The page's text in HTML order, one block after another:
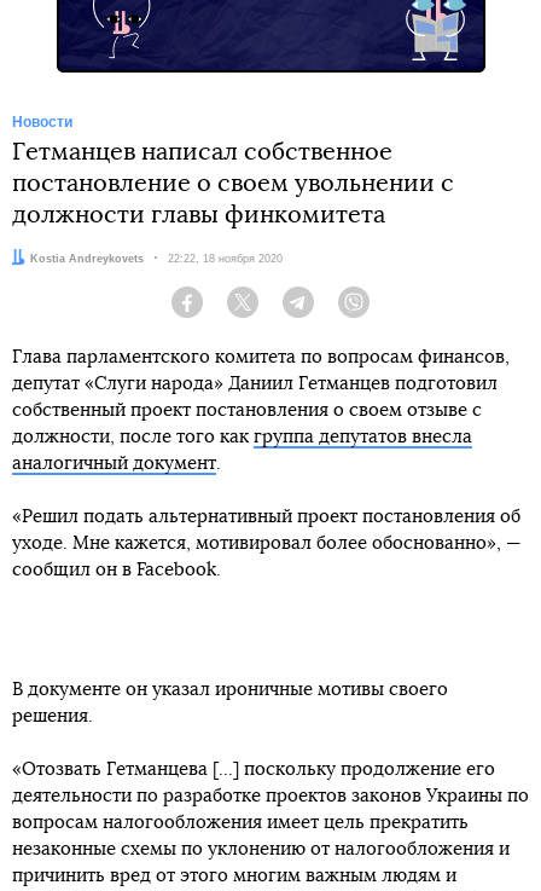
Новости
Гетманцев написал собственное
постановление о своем увольнении с
должности главы финкомитета
Автор:Kostia Andreykovets Дата:
22:22, 18 ноября 2020
Facebook Twitter Telegram
Глава парламентского комитета по вопросам финансов,
депутат «Слуги народа» Даниил Гетманцев подготовил
собственный проект постановления о своем отзыве с
должности, после того как группа депутатов внесла
аналогичный документ
«Решил подать альтернативный проект постановления об
уходе. Мне кажется, мотивировал более обоснованно», —
сообщил он в Facebook.
В документе он указал ироничные мотивы своего
решения.
«Отозвать Гетманцева [...] поскольку продолжение его
деятельности по разработке проектов законов Украины по
вопросам налогообложения имеет цель прекратить
незаконные схемы по уклонению от налогообложения и
причинить вред от этого многим важным людям и